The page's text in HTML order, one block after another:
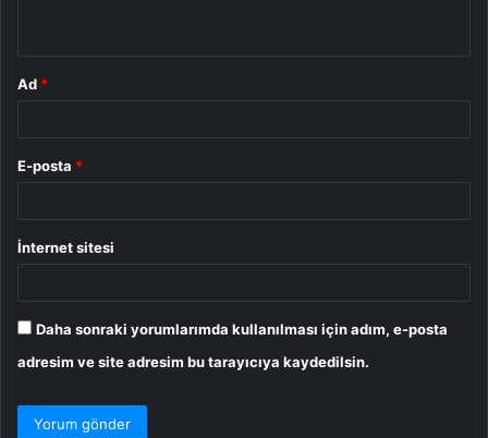
Ad *
E-posta *
İnternet sitesi
Daha sonraki yorumlarımda kullanılması için adım, e-posta
adresim ve site adresim bu tarayıcıya kaydedilsin.